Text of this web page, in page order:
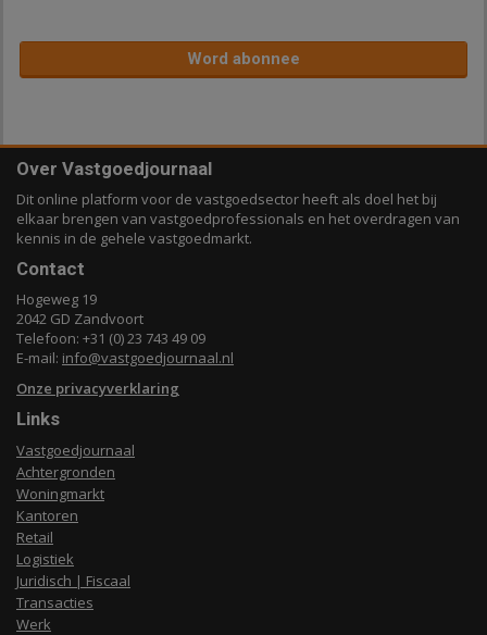
Word abonnee
Over Vastgoedjournaal
Dit online platform voor de vastgoedsector heeft als doel het bij
elkaar brengen van vastgoedprofessionals en het overdragen van
kennis in de gehele vastgoedmarkt.
Contact
Hogeweg 19
2042 GD Zandvoort
Telefoon: +31 (0) 23 743 49 09
E-mail: info@vastgoedjournaal.nl
Onze privacyverklaring
Links
Vastgoedjournaal
Achtergronden
Woningmarkt
Kantoren
Retail
Logistiek
Juridisch | Fiscaal
Transacties
Werk